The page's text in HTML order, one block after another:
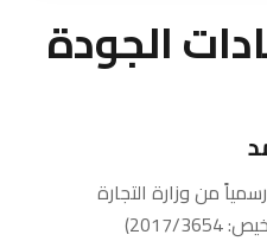
الجودة
منوزارة التجارة
3654)